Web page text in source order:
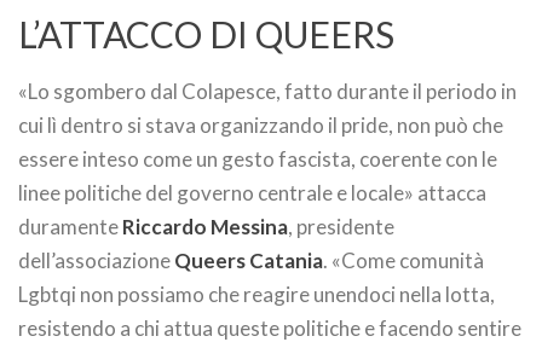
L’ATTACCO DI QUEERS
«Lo sgombero dal Colapesce, fatto durante il periodo in
cui lì dentro si stava organizzando il pride, non può che
essere inteso come un gesto fascista, coerente con le
linee politiche del governo centrale e locale» attacca
duramenteRiccardo Messina, presidente
dell’associazioneQueers Catania. «Come comunità
Lgbtqi non possiamo che reagire unendoci nella lotta,
resistendo a chi attua queste politiche e facendo sentire